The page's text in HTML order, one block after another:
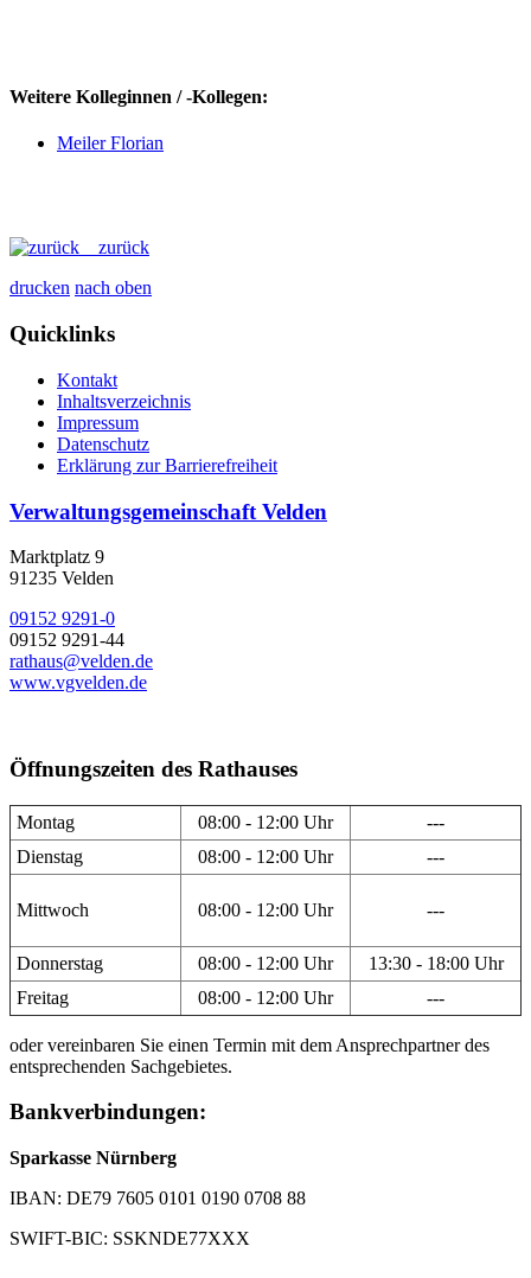
Weitere Kolleginnen / -Kollegen:
Meiler Florian
zurück
drucken nach oben
Quicklinks
Kontakt
Inhaltsverzeichnis
Impressum
Datenschutz
Erklärung zur Barrierefreiheit
Verwaltungsgemeinschaft Velden
Marktplatz 9
91235 Velden
09152 9291-0
09152 9291-44
rathaus@velden.de
www.vgvelden.de
Öffnungszeiten des Rathauses
Montag 08:00 - 12:00 Uhr
---
Dienstag
08:00 - 12:00 Uhr ---
Mittwoch 08:00 - 12:00 Uhr ---
Donnerstag 08:00 - 12:00 Uhr
13:30 - 18:00 Uhr
Freitag
08:00 - 12:00 Uhr ---
oder vereinbaren Sie einen Termin mit dem Ansprechpartner des
entsprechenden Sachgebietes.
Bankverbindungen:
Sparkasse Nürnberg
IBAN: DE79 7605 0101 0190 0708 88
SWIFT-BIC: SSKNDE77XXX